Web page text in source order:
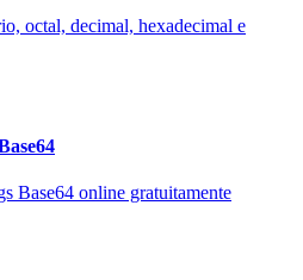
octal, decimal, hexadecimal e
Base64 online gratuitamente